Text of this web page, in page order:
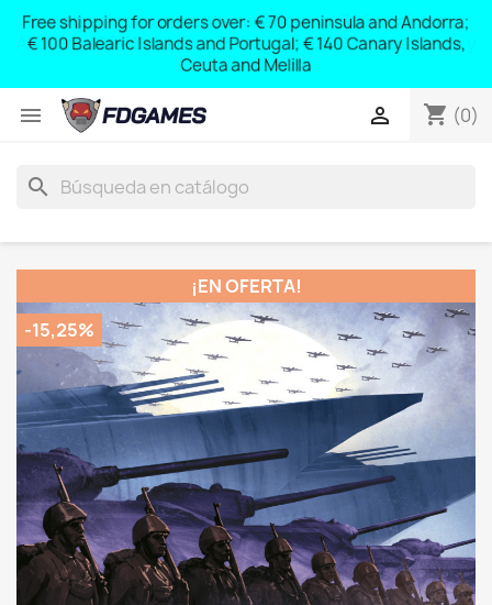
Free shipping for orders over: € 70 peninsula and Andorra;
€ 100 Balearic Islands and Portugal; € 140 Canary Islands,
Ceuta and Melilla
 shopping_cart (0)

search
¡EN OFERTA!
-15,25%